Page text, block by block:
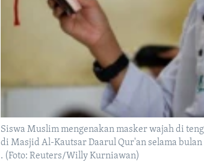
Siswa Muslim mengenakan masker wajah di
di Masjid Al-Kautsar Daarul Qur'an selama
. (Foto: Reuters/Willy Kurniawan)